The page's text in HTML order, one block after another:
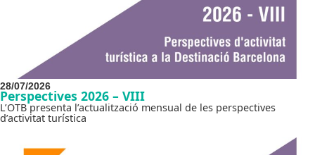
28/07/2026
Perspectives 2026 – VIII
L’OTB presenta l’actualització mensual de les perspectives
d’activitat turística